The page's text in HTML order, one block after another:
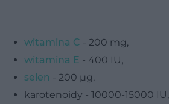
witamina C - 200 mg,
witamina E - 400 IU,
selen - 200 µg,
karotenoidy - 10000-15000 IU,